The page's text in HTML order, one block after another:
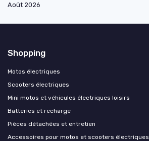
Août 2026
Shopping
Motos électriques
Scooters électriques
Mini motos et véhicules électriques loisirs
Batteries et recharge
Pièces détachées et entretien
Accessoires pour motos et scooters électriques